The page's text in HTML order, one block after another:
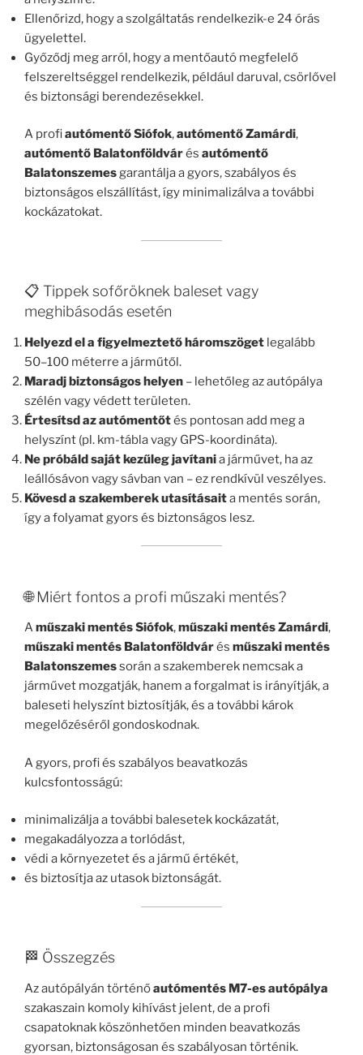
Ellenőrizd, hogy a szolgáltatás rendelkezik-e 24 órás
ügyelettel.
Győződj meg arról, hogy a mentőautó megfelelő
felszereltséggel rendelkezik, például daruval, csörlővel
és biztonsági berendezésekkel.
A profiautómentő Siófok,autómentő Zamárdi,
autómentő Balatonföldvárés autómentő
Balatonszemesgarantálja a gyors, szabályos és
biztonságos elszállítást, így minimalizálva a további
kockázatokat.
📋 Tippek sofőröknek baleset vagy
meghibásodás esetén
Helyezd el a figyelmeztető háromszöget legalább
50–100 méterre a járműtől.
Maradj biztonságos helyen – lehetőleg az autópálya
szélén vagy védett területen.
Értesítsd az autómentőtés pontosan add meg a
helyszínt (pl. km-tábla vagy GPS-koordináta).
Ne próbáld saját kezűleg javítania járművet, ha az
leállósávon vagy sávban van – ez rendkívül veszélyes.
Kövesd a szakemberek utasításaita mentés során,
így a folyamat gyors és biztonságos lesz.
🌐 Miért fontos a profi műszaki mentés?
Aműszaki mentés Siófok,műszaki mentés Zamárdi,
műszaki mentés Balatonföldvárés műszaki mentés
Balatonszemessorán a szakemberek nemcsak a
járművet mozgatják, hanem a forgalmat is irányítják, a
baleseti helyszínt biztosítják, és a további károk
megelőzéséről gondoskodnak.
A gyors, profi és szabályos beavatkozás
kulcsfontosságú:
minimalizálja a további balesetek kockázatát,
megakadályozza a torlódást,
védi a környezetet és a jármű értékét,
és biztosítja az utasok biztonságát.
🏁 Összegzés
Az autópályán történőautómentés M7-es autópálya
szakaszain komoly kihívást jelent, de a profi
csapatoknak köszönhetően minden beavatkozás
gyorsan, biztonságosan és szabályosan történik.